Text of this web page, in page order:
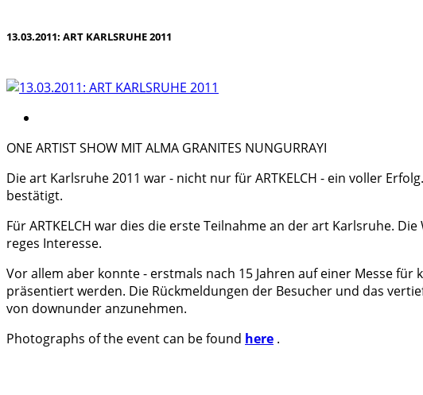
13.03.2011: ART KARLSRUHE 2011
ONE ARTIST SHOW MIT ALMA GRANITES NUNGURRAYI
Die art Karlsruhe 2011 war - nicht nur für ARTKELCH - ein voller
bestätigt.
Für ARTKELCH war dies die erste Teilnahme an der art Karlsruhe.
reges Interesse.
Vor allem aber konnte - erstmals nach 15 Jahren auf einer Messe
präsentiert werden. Die Rückmeldungen der Besucher und das
von downunder anzunehmen.
Photographs of the event can be found here .